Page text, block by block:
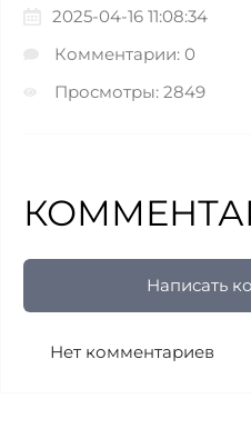
2025-04-16 11:08:34
Комментарии: 0
Просмотры: 2849
Написать
Нет комментариев